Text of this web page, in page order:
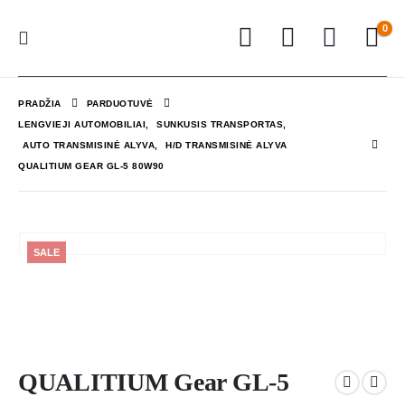
0
PRADŽIA PARDUOTUVĖ
LENGVIEJI AUTOMOBILIAI SUNKUSIS TRANSPORTAS
AUTO TRANSMISINĖ ALYVA H/D TRANSMISINĖ ALYVA
QUALITIUM GEAR GL-5 80W90
SALE
QUALITIUM Gear GL-5